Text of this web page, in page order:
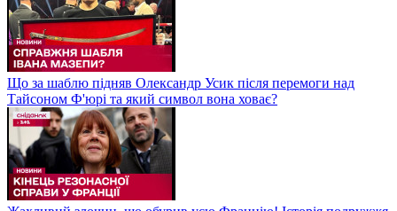
Що за шаблю підняв Олександр Усик після перемоги над
Тайсоном Ф'юрі та який символ вона ховає?